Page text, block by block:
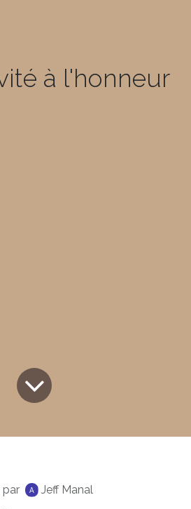
à l'honneur
par Jeff Manal